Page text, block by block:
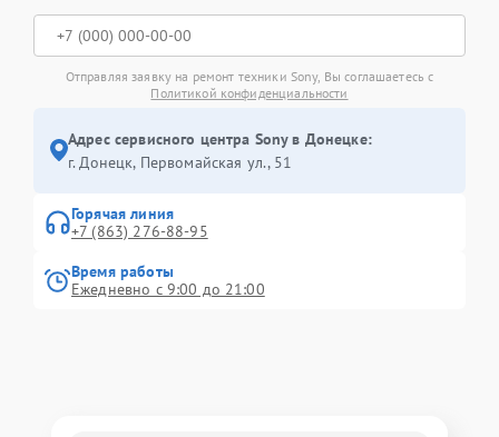
Отправляя заявку на ремонт техники Sony, Вы соглашаетесь с
Политикой конфиденциальности
Адрес сервисного центра Sony в Донецке:
г. Донецк, Первомайская ул., 51
Горячая линия
+7 (863) 276-88-95
Время работы
Ежедневно с 9:00 до 21:00